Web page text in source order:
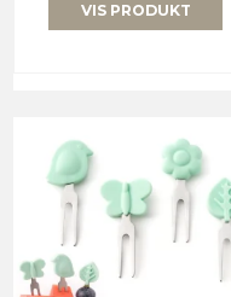
VIS PRODUKT